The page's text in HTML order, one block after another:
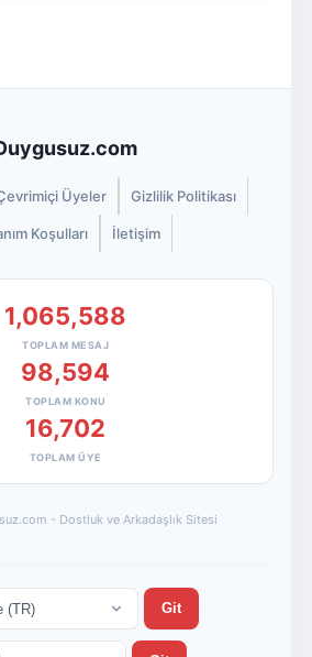
Üyeler Gizlilik Politikası
Koşulları İletişim
1,065,588
TOPLAM MESAJ
98,594
TOPLAM KONU
16,702
TOPLAM ÜYE
- Dostluk ve Arkadaşlık Sitesi